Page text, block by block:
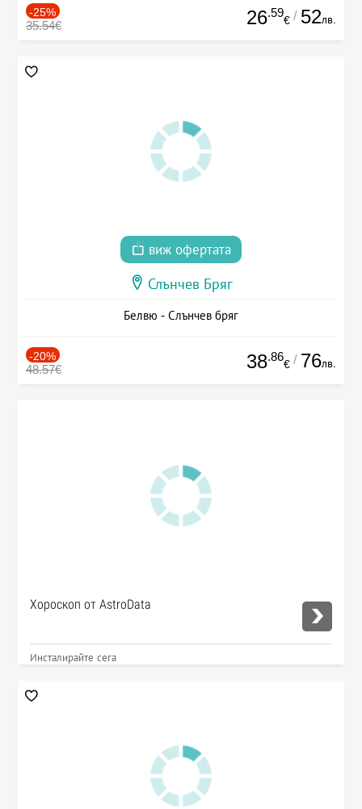
-25%
35.54€ 26.59
€ / 52лв.
виж офертата
Слънчев Бряг
Белвю - Слънчев бряг
-20%
48.57€ 38.86
€ / 76лв.
Хороскоп от AstroData
Инсталирайте сега